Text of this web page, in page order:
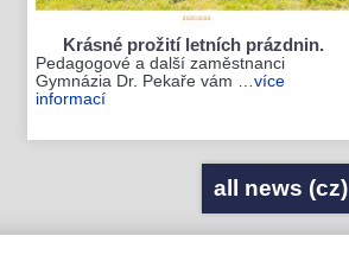
Krásné prožití letních prázdnin.
Pedagogové a další zaměstnanci
Gymnázia Dr. Pekaře vám …více
informací
all news (cz)